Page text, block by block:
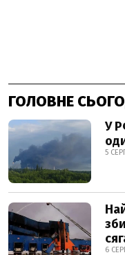
ГОЛОВНЕ
У
5
6